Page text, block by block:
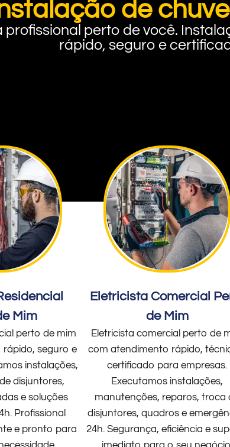
de
profissional perto de você.
rápido, seguro e
Mim
perto de mim
seguro e
instalações,
disjuntores,
e soluções
Profissional
e pronto para
Eletricista Comercial
de Mim
Eletricista comercial perto de
com atendimento rápido,
certificado para empresas.
Executamos instalações,
manutenções, reparos, troca
disjuntores, quadros e
24h. Segurança, eficiência e